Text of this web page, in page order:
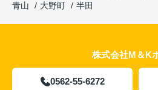
青山
大野町 半田
株式会社M＆K
0562-55-6272